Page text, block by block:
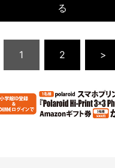
る
1 2 >